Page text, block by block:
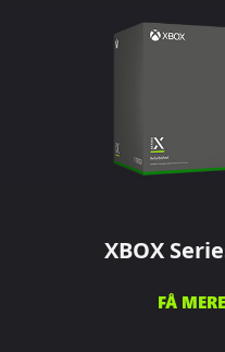
XBOX
FÅ